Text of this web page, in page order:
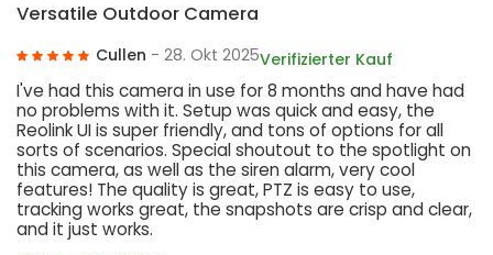
Versatile Outdoor Camera
Cullen - 28. Okt 2025Verifizierter Kauf
I've had this camera in use for 8 months and have had
no problems with it. Setup was quick and easy, the
Reolink UI is super friendly, and tons of options for all
sorts of scenarios. Special shoutout to the spotlight on
this camera, as well as the siren alarm, very cool
features! The quality is great, PTZ is easy to use,
tracking works great, the snapshots are crisp and clear,
and it just works.